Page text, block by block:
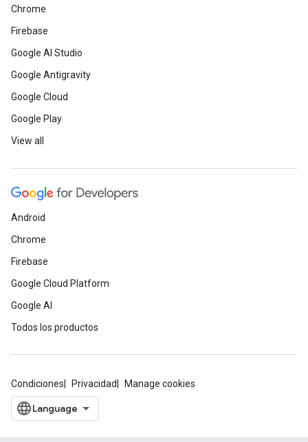
Chrome
Firebase
Google AI Studio
Google Antigravity
Google Cloud
Google Play
View all
Android
Chrome
Firebase
Google Cloud Platform
Google AI
Todos los productos
Condiciones Privacidad Manage cookies